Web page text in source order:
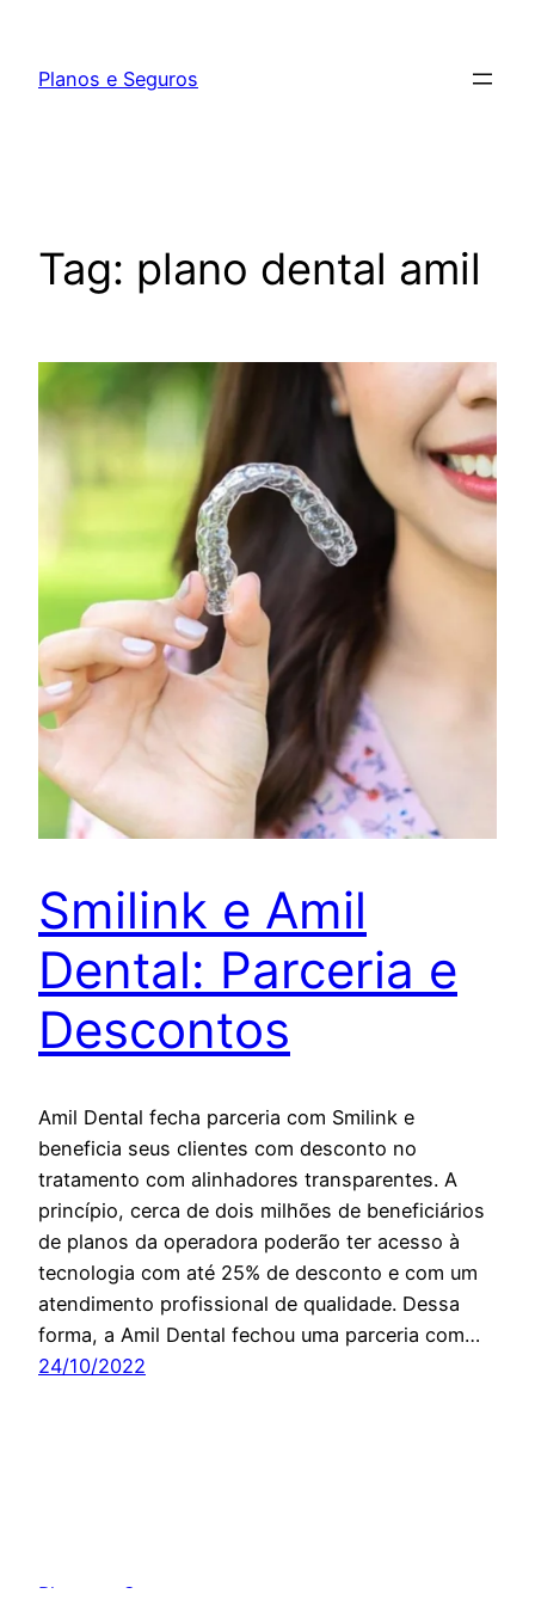
Planos e Seguros
Tag: plano dental amil
Smilink e Amil
Dental: Parceria e
Descontos
Amil Dental fecha parceria com Smilink e
beneficia seus clientes com desconto no
tratamento com alinhadores transparentes. A
princípio, cerca de dois milhões de beneficiários
de planos da operadora poderão ter acesso à
tecnologia com até 25% de desconto e com um
atendimento profissional de qualidade. Dessa
forma, a Amil Dental fechou uma parceria com…
24/10/2022
Planos e Seguros